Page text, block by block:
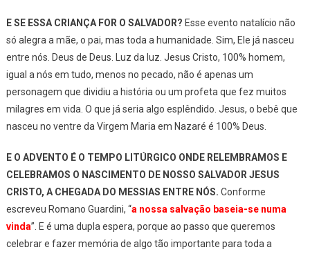
E SE ESSA CRIANÇA FOR O SALVADOR? Esse evento natalício não
só alegra a mãe, o pai, mas toda a humanidade. Sim, Ele já nasceu
entre nós. Deus de Deus. Luz da luz. Jesus Cristo, 100% homem,
igual a nós em tudo, menos no pecado, não é apenas um
personagem que dividiu a história ou um profeta que fez muitos
milagres em vida. O que já seria algo esplêndido. Jesus, o bebê que
nasceu no ventre da Virgem Maria em Nazaré é 100% Deus.
E O ADVENTO É O TEMPO LITÚRGICO ONDE RELEMBRAMOS E
CELEBRAMOS O NASCIMENTO DE NOSSO SALVADOR JESUS
CRISTO, A CHEGADA DO MESSIAS ENTRE NÓS. Conforme
escreveu Romano Guardini, “a nossa salvação baseia-se numa
vinda”. E é uma dupla espera, porque ao passo que queremos
celebrar e fazer memória de algo tão importante para toda a